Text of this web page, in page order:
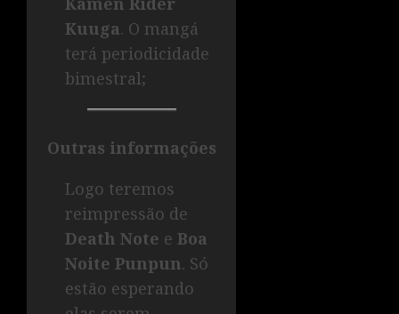
Kuuga. O mangá
terá periodicidade
bimestral;
Outras informações
Logo teremos
reimpressão de
Death Note e Boa
Noite Punpun. Só
estão esperando